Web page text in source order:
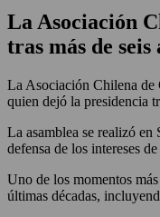
La Asociación
tras más de
La Asociación Chilena de
quien dejó la presidencia
La asamblea se realizó
defensa de los intereses
Uno de los momentos
últimas décadas,